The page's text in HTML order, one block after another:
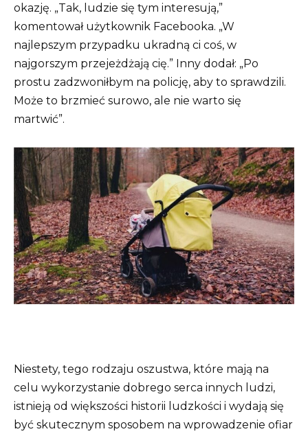
okazję. „Tak, ludzie się tym interesują,”
komentował użytkownik Facebooka. „W
najlepszym przypadku ukradną ci coś, w
najgorszym przejeżdżają cię.” Inny dodał: „Po
prostu zadzwoniłbym na policję, aby to sprawdzili.
Może to brzmieć surowo, ale nie warto się
martwić”.
Niestety, tego rodzaju oszustwa, które mają na
celu wykorzystanie dobrego serca innych ludzi,
istnieją od większości historii ludzkości i wydają się
być skutecznym sposobem na wprowadzenie ofiar